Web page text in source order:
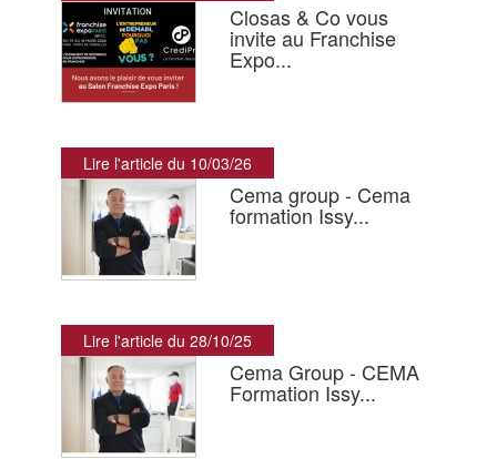
Closas & Co vous
invite au Franchise
Expo...
Lire l'article du 10/03/26
Cema group - Cema
formation Issy...
Lire l'article du 28/10/25
Cema Group - CEMA
Formation Issy...